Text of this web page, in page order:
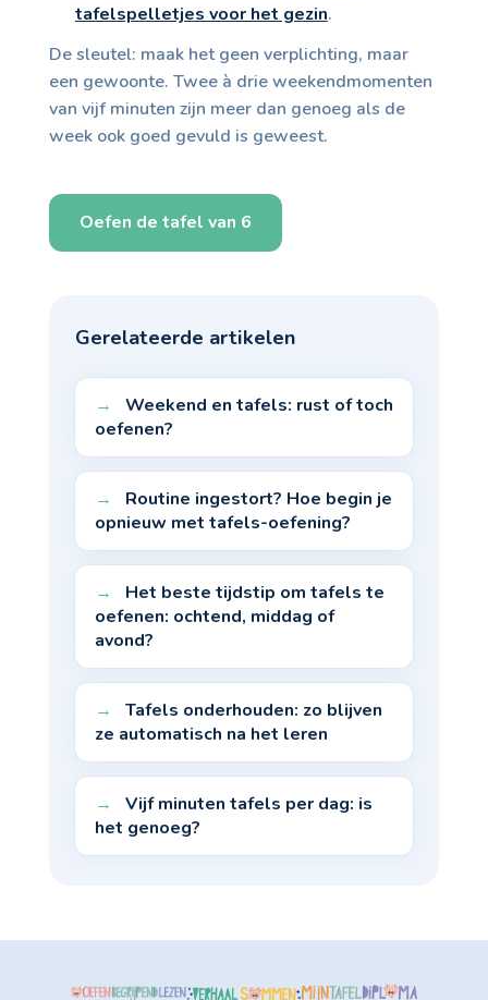
tafelspelletjes voor het gezin.
De sleutel: maak het geen verplichting, maar
een gewoonte. Twee à drie weekendmomenten
van vijf minuten zijn meer dan genoeg als de
week ook goed gevuld is geweest.
Oefen de tafel van 6
Gerelateerde artikelen
Weekend en tafels: rust of toch
oefenen?
Routine ingestort? Hoe begin je
opnieuw met tafels-oefening?
Het beste tijdstip om tafels te
oefenen: ochtend, middag of
avond?
Tafels onderhouden: zo blijven
ze automatisch na het leren
Vijf minuten tafels per dag: is
het genoeg?